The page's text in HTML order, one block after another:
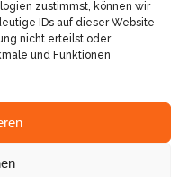
zustimmst, können wir
IDs auf dieser Website
nicht erteilst oder
und Funktionen
3D